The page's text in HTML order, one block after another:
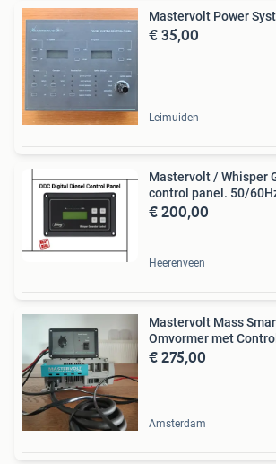
Mastervolt Power
€ 35,00
Leimuiden
Mastervolt / Whisper
control panel. 50/
€ 200,00
Heerenveen
Mastervolt Mass
Omvormer met
€ 275,00
Amsterdam